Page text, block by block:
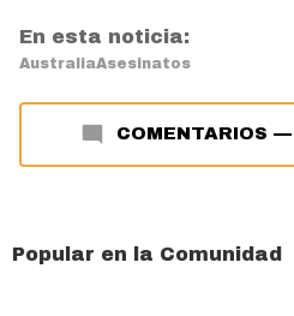
En esta noticia:
AustraliaAsesinatos
COMENTARIOS —
Popular en la Comunidad